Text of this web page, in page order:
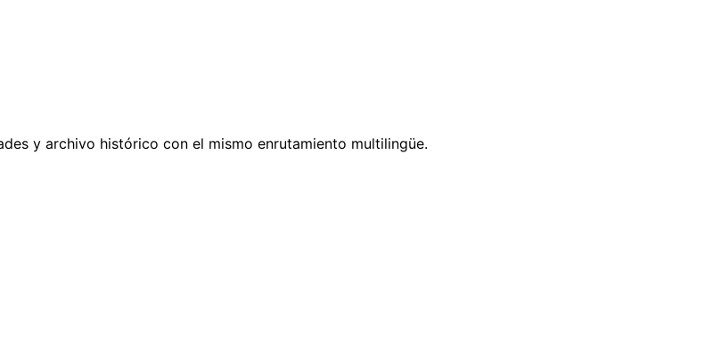
y archivo histórico con el mismo enrutamiento multilingüe.